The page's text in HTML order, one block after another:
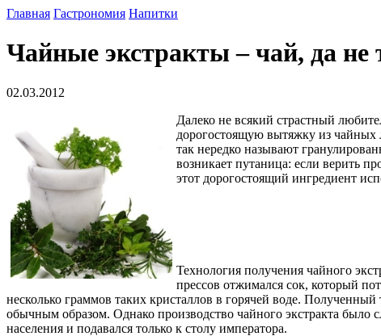
Главная Гастрономия Напитки
Чайные экстракты – чай, да не
02.03.2012
Далеко не всякий страстный
дорогостоящую вытяжку из чайных
так нередко называют
возникает путаница: если верить
этот дорогостоящий ингредиент
Технология получения чайного
прессов отжимался сок, который
несколько граммов таких кристаллов в горячей воде.
обычным образом. Однако производство чайного экстракта было
населения и подавался только к столу императора.